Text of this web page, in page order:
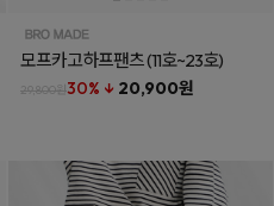
모프카고하프팬츠(11호~23호)
29,800원30% ↓ 20,900원